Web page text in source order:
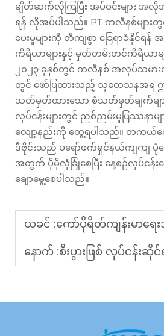
ချိတ်ဆက်လိုကြပြီး အပ်ဝင်းများ
ရန် လိုအပ်ပါသည်။ PT ကလီနစ်များတွ
ပေးမှုများကို တိကျစွာ ခြေရာခံနိုင်ရန်
ကိရိယာများနှင့် မှတ်တမ်းတင်ကိရိယာ
၂၀၂၃ ခုနှစ်တွင် ကလီနစ် အလုပ်သမား
တွင် ဖော်ပြထားသည့် သုတေသနအ
သတ်မှတ်ထားသော စံသတ်မှတ်ချက်မျာ
လုပ်ငန်းများတွင် ညစ်ညမ်းမှုပြဿနာမ
လျော့နည်းကို တွေ့ရပါသည်။ တကယ်တ
ဒီဇိုင်းသည် ပရော်ဖက်ရှင်နယ်ကျကျ ပုံ
အတွက် ပိုမိုလုံခြုံစေပြီး နေ့စဉ်လုပ်ငန်း
ချောမွေ့စေပါသည်။
ယခင် :ကော်ပိုရိတ်ကျန်းမာရေးအတွက် လေအားဖြင့်နှိပ်နယ်ပေးသော ခြေထော
နောက် :စီးပွားဖြစ် လုပ်ငန်းဆိုင်ရာ ဘေးအန္တရာယ်ကင်းရှင်းမှု စံချိန်စံညွှန်းများနှင့် ကိုက်ညီသော ကို